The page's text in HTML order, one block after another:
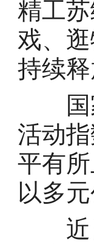
精工
戏、
持续
国家
活动
平有
以多
近日